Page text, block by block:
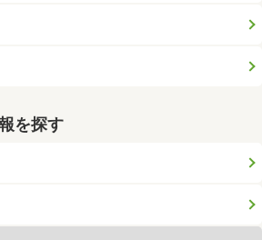
を探す